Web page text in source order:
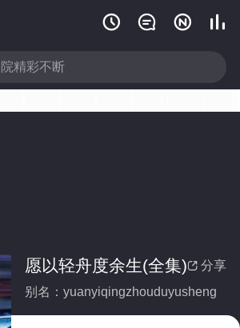
   
 分享
愿以轻舟度余生(全集)
别名：yuanyiqingzhouduyusheng